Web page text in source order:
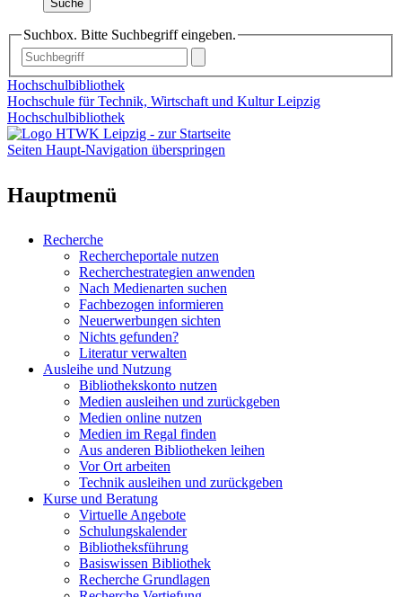
Suche
Suchbox. Bitte Suchbegriff eingeben.
Hochschulbibliothek
Hochschule für Technik, Wirtschaft und Kultur Leipzig
Hochschulbibliothek
Seiten Haupt-Navigation überspringen
Hauptmenü
Recherche
Rechercheportale nutzen
Recherchestrategien anwenden
Nach Medienarten suchen
Fachbezogen informieren
Neuerwerbungen sichten
Nichts gefunden?
Literatur verwalten
Ausleihe und Nutzung
Bibliothekskonto nutzen
Medien ausleihen und zurückgeben
Medien online nutzen
Medien im Regal finden
Aus anderen Bibliotheken leihen
Vor Ort arbeiten
Technik ausleihen und zurückgeben
Kurse und Beratung
Virtuelle Angebote
Schulungskalender
Bibliotheksführung
Basiswissen Bibliothek
Recherche Grundlagen